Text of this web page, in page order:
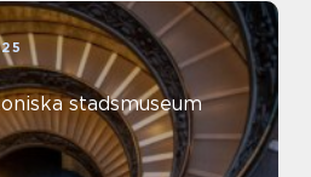
stadsmuseum